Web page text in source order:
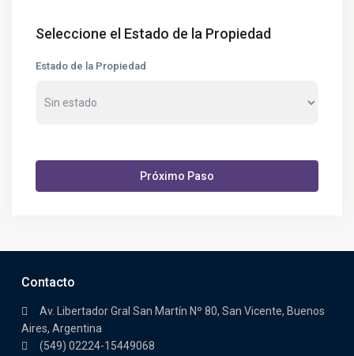
Seleccione el Estado de la Propiedad
Estado de la Propiedad
Próximo Paso
Contacto
Av. Libertador Gral San Martín Nº 80, San Vicente, Buenos
Aires, Argentina
(549) 02224-15449068